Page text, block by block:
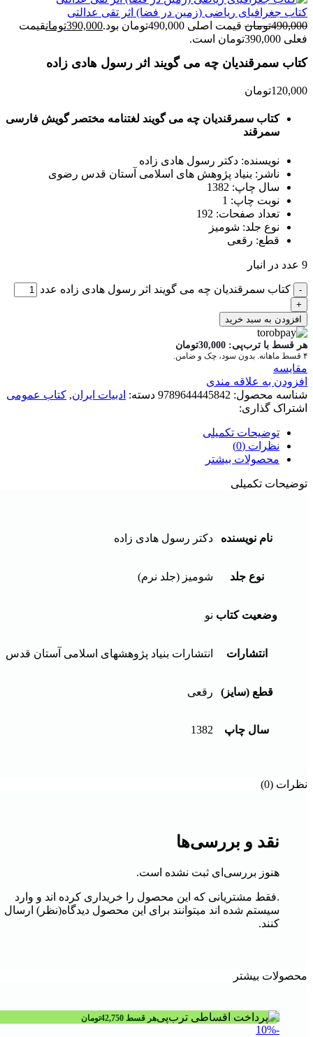
کتاب جغرافیای ریاضی (زمین در فضا) اثر تقی عدالتی
490,000تومان قیمت اصلی 490,000تومان بود. 390,000تومانقیمت
فعلی 390,000تومان است.
کتاب سمرقندیان چه می گویند اثر رسول هادی زاده
120,000تومان
کتاب سمرقندیان چه می گویند لغتنامه مختصر گویش فارسی
سمرقند
نویسنده: دکتر رسول هادی زاده
ناشر: بنیاد پژوهش های اسلامی آستان قدس رضوی
سال چاپ: 1382
نوبت چاپ: 1
تعداد صفحات: 192
نوع جلد: شومیز
قطع: رقعی
9 عدد در انبار
کتاب سمرقندیان چه می گویند اثر رسول هادی زاده عدد
افزودن به سبد خرید
هر قسط با ترب‌پی: 30,000تومان
۴ قسط ماهانه. بدون سود، چک و ضامن.
مقايسه
افزودن به علاقه مندی
شناسه محصول: 9789644445842 دسته: ادبیات ایران, کتاب عمومی
اشتراک گذاری:
توضیحات تکمیلی
نظرات (0)
محصولات بیشتر
توضیحات تکمیلی
نام نویسنده دکتر رسول هادی زاده
نوع جلد شومیز (جلد نرم)
وضعیت کتاب نو
انتشارات انتشارات بنیاد پژوهشهای اسلامی آستان قدس
قطع (سایز) رقعی
سال چاپ 1382
نظرات (0)
نقد و بررسی‌ها
هنوز بررسی‌ای ثبت نشده است.
.فقط مشتریانی که این محصول را خریداری کرده اند و وارد
سیستم شده اند میتوانند برای این محصول دیدگاه(نظر) ارسال
کنند.
محصولات بیشتر
هر قسط 42,750تومان
-10%